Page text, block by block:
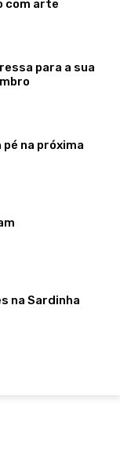
com arte
para a sua
na próxima
na Sardinha